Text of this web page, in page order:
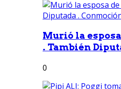
Murió la
. También
0